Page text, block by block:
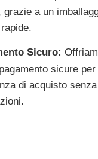
grazie a un
Sicuro:
sicure
di acquisto senza